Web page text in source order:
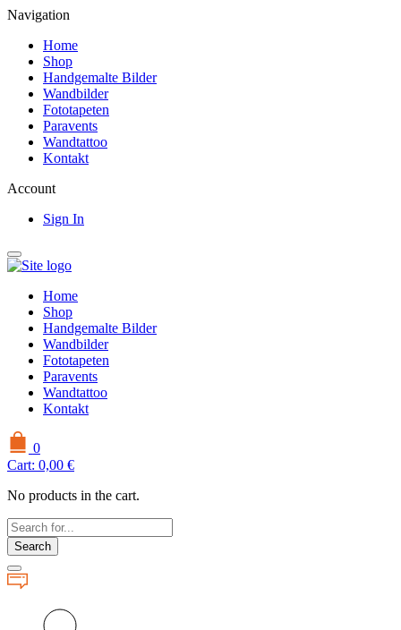
Navigation
Home
Shop
Handgemalte Bilder
Wandbilder
Fototapeten
Paravents
Wandtattoo
Kontakt
Account
Sign In
Home
Shop
Handgemalte Bilder
Wandbilder
Fototapeten
Paravents
Wandtattoo
Kontakt
0
Cart: 0,00 €
No products in the cart.
Search